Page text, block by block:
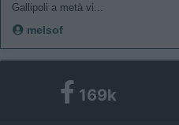
Gallipoli a metà vi...
melsof
169k